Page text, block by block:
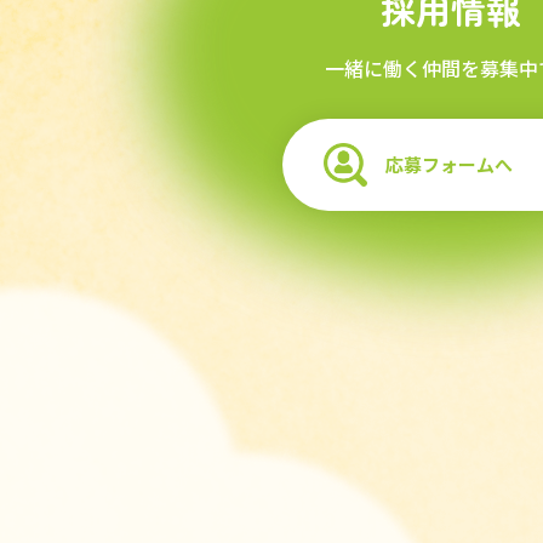
一緒に働く仲間を募集
応募フォームへ